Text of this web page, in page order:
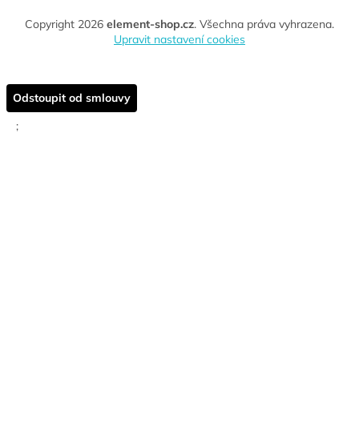
Copyright 2026 element-shop.cz. Všechna práva vyhrazena.
Upravit nastavení cookies
Odstoupit od smlouvy
;